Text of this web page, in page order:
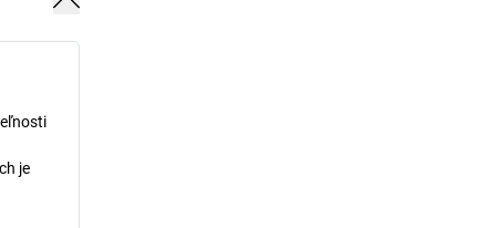
je